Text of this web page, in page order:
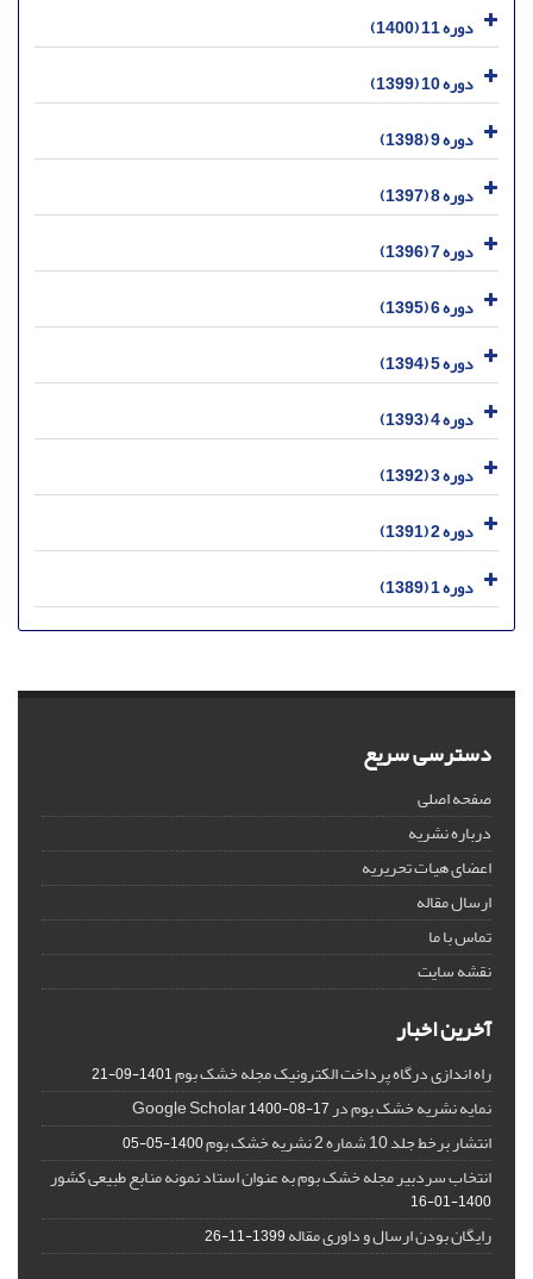
دوره 11 (1400)
دوره 10 (1399)
دوره 9 (1398)
دوره 8 (1397)
دوره 7 (1396)
دوره 6 (1395)
دوره 5 (1394)
دوره 4 (1393)
دوره 3 (1392)
دوره 2 (1391)
دوره 1 (1389)
دسترسی سریع
صفحه اصلی
درباره نشریه
اعضای هیات تحریریه
ارسال مقاله
تماس با ما
نقشه سایت
آخرین اخبار
راه اندازی درگاه پرداخت الکترونیک مجله خشک بوم1401-09-21
نمایه نشریه خشک بوم در Google Scholar1400-08-17
انتشار برخط جلد 10 شماره 2 نشریه خشک بوم 1400-05-05
انتخاب سردبیر مجله خشک بوم به عنوان استاد نمونه منابع طبیعی کشور
1400-01-16
رایگان بودن ارسال و داوری مقاله1399-11-26